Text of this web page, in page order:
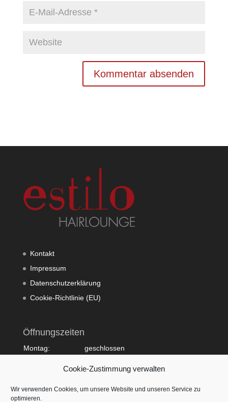
Cookie-Zustimmung verwalten
Wir verwenden Cookies, um unsere Website und unseren Service zu
optimieren.
Kontakt
Impressum
Datenschutzerklärung
Cookie-Richtlinie (EU)
Öffnungszeiten
Montag:
geschlossen
09:00 - 18:00
Donnerstag:
10:00 - 20:00
Freitag: